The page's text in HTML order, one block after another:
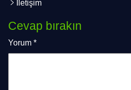
İletişim
Cevap bırakın
Yorum *